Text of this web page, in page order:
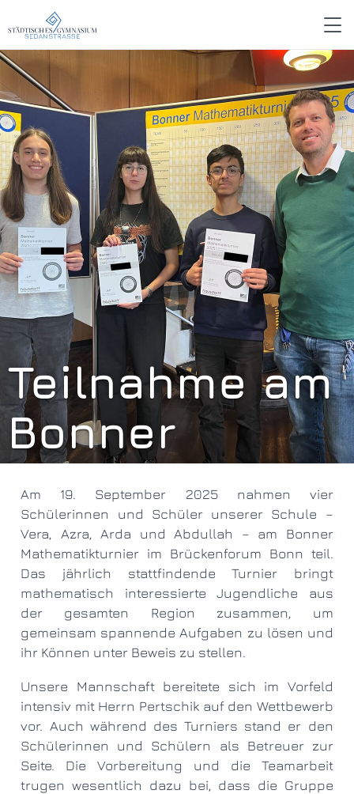
Teilnahme am
Bonner
2025
Am 19. September 2025 nahmen vier
Schülerinnen und Schüler unserer Schule –
Vera, Azra, Arda und Abdullah – am Bonner
Mathematikturnier im Brückenforum Bonn teil.
Das jährlich stattfindende Turnier bringt
mathematisch interessierte Jugendliche aus
der gesamten Region zusammen, um
gemeinsam spannende Aufgaben zu lösen und
ihr Können unter Beweis zu stellen.
Unsere Mannschaft bereitete sich im Vorfeld
intensiv mit Herrn Pertschik auf den Wettbewerb
vor. Auch während des Turniers stand er den
Schülerinnen und Schülern als Betreuer zur
Seite. Die Vorbereitung und die Teamarbeit
trugen wesentlich dazu bei, dass die Gruppe